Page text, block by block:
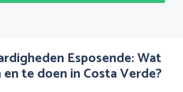
Esposende: Wat
te doen in Costa Verde?